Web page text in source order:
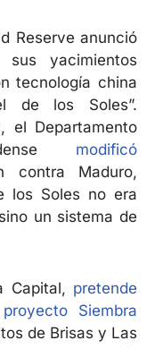
Reserve anunció
sus yacimientos
tecnología china
de los Soles”.
el Departamento
modificó
contra Maduro,
los Soles no era
un sistema de
Capital, pretende
Siembra
de Brisas y Las